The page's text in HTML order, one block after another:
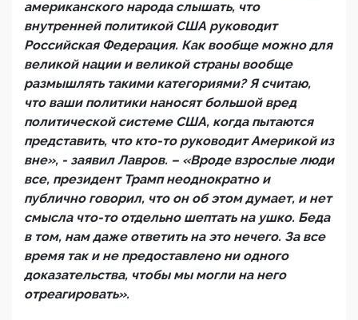
американского народа слышать, что
внутренней политикой США руководит
Российская Федерация. Как вообще можно для
великой нации и великой страны вообще
размышлять такими категориями? Я считаю,
что ваши политики наносят большой вред
политической системе США, когда пытаются
представить, что кто-то руководит Америкой из
вне», - заявил Лавров. – «Вроде взрослые люди
все, президент Трамп неоднократно и
публично говорил, что он об этом думает, и нет
смысла что-то отдельно шептать на ушко. Беда
в том, нам даже ответить на это нечего. За все
время так и не предоставлено ни одного
доказательства, чтобы мы могли на него
отреагировать».